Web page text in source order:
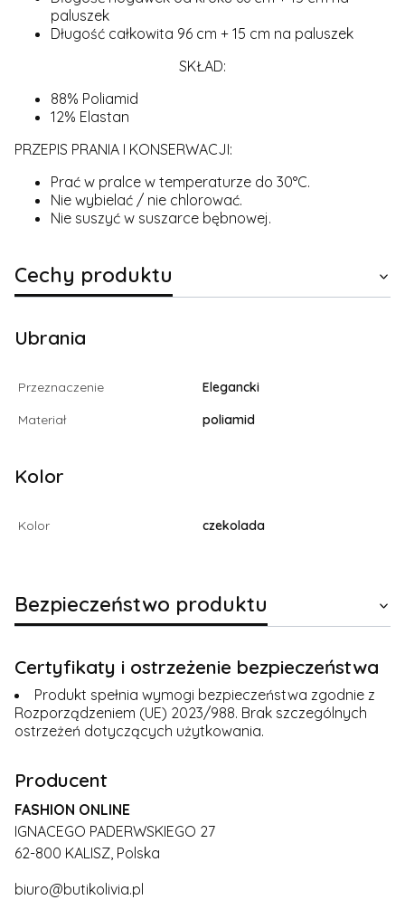
paluszek
Długość całkowita 96 cm + 15 cm na paluszek
SKŁAD:
88% Poliamid
12% Elastan
PRZEPIS PRANIA I KONSERWACJI:
Prać w pralce w temperaturze do 30°C.
Nie wybielać / nie chlorować.
Nie suszyć w suszarce bębnowej.
Cechy produktu
Ubrania
Przeznaczenie
Elegancki
Materiał
poliamid
Kolor
Kolor czekolada
Bezpieczeństwo produktu
Certyfikaty i ostrzeżenie bezpieczeństwa
Produkt spełnia wymogi bezpieczeństwa zgodnie z
Rozporządzeniem (UE) 2023/988. Brak szczególnych
ostrzeżeń dotyczących użytkowania.
Producent
FASHION ONLINE
IGNACEGO PADERWSKIEGO 27
62-800 KALISZ, Polska
biuro@butikolivia.pl